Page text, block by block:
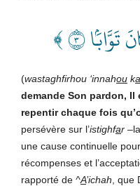
٣ ﴾
(wastaghfirhou ‘innahou ka
demande Son pardon, Il
repentir chaque fois
persévère sur l’istighfar
une cause continuelle
récompenses et
rapporté de ^A’ichah ,